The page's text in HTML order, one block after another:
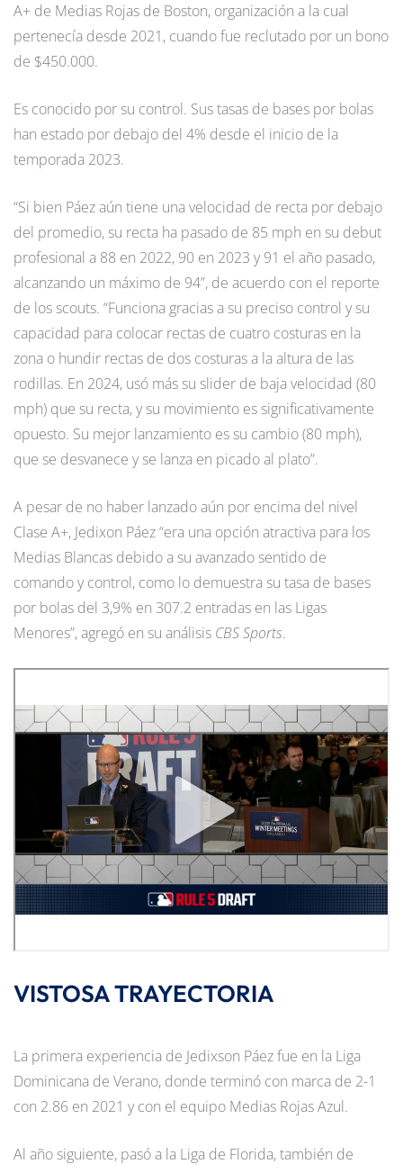
A+ de Medias Rojas de Boston, organización a la cual
pertenecía desde 2021, cuando fue reclutado por un bono
de $450.000.
Es conocido por su control. Sus tasas de bases por bolas
han estado por debajo del 4% desde el inicio de la
temporada 2023.
“Si bien Páez aún tiene una velocidad de recta por debajo
del promedio, su recta ha pasado de 85 mph en su debut
profesional a 88 en 2022, 90 en 2023 y 91 el año pasado,
alcanzando un máximo de 94”, de acuerdo con el reporte
de los scouts. “Funciona gracias a su preciso control y su
capacidad para colocar rectas de cuatro costuras en la
zona o hundir rectas de dos costuras a la altura de las
rodillas. En 2024, usó más su slider de baja velocidad (80
mph) que su recta, y su movimiento es significativamente
opuesto. Su mejor lanzamiento es su cambio (80 mph),
que se desvanece y se lanza en picado al plato”.
A pesar de no haber lanzado aún por encima del nivel
Clase A+, Jedixon Páez “era una opción atractiva para los
Medias Blancas debido a su avanzado sentido de
comando y control, como lo demuestra su tasa de bases
por bolas del 3,9% en 307.2 entradas en las Ligas
Menores”, agregó en su análisis CBS Sports.
VISTOSA TRAYECTORIA
La primera experiencia de Jedixson Páez fue en la Liga
Dominicana de Verano, donde terminó con marca de 2-1
con 2.86 en 2021 y con el equipo Medias Rojas Azul.
Al año siguiente, pasó a la Liga de Florida, también de